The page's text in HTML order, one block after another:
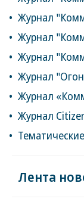
Журнал
Журнал
Журнал
Журнал
Журнал
Журнал
Лента